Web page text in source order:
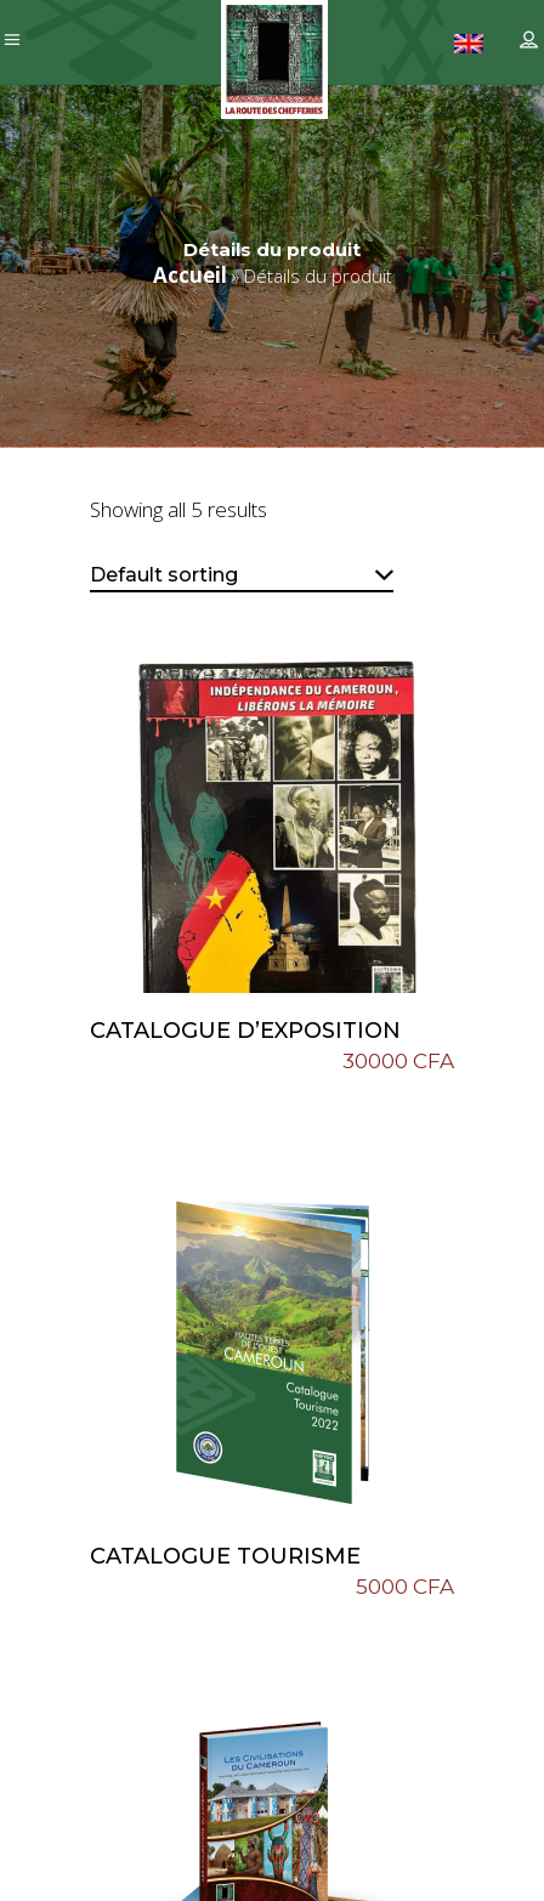
Détails du produit
Accueil»Détails du produit
Showing all 5 results
Default sorting
Add To Cart
CATALOGUE D’EXPOSITION
30000 CFA
Add To Cart
CATALOGUE TOURISME
5000 CFA